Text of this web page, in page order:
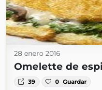
28 enero 2016
Omelette de
39 0 Guardar